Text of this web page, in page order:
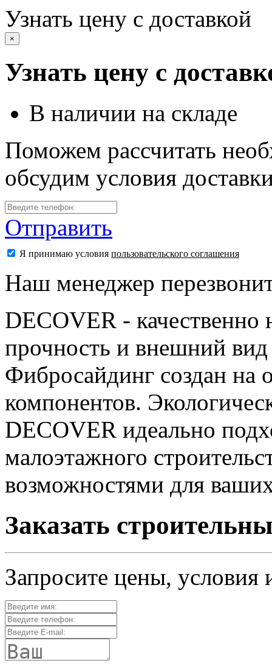
Узнать цену с доставкой
×
Узнать цену с
В наличии на складе
Поможем рассчитать
обсудим условия
Отправить
Я принимаю условия пользовательского соглашения
Наш менеджер
DECOVER -
прочность и внешний
Фибросайдинг создан на
компонентов.
DECOVER идеально
малоэтажного
возможностями для
Заказать
Запросите цены, условия